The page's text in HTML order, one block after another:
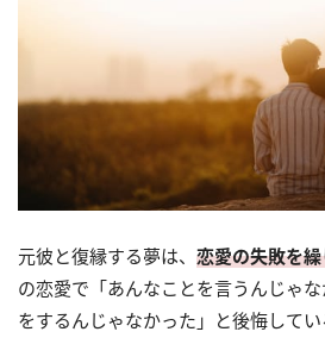
元彼と復縁する夢は、 恋愛の失敗を
の恋愛で「あんなことを言うんじゃ
をするんじゃなかった」と後悔して